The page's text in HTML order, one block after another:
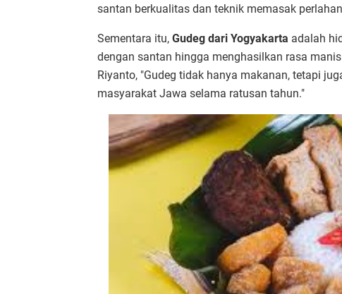
santan berkualitas dan teknik memasak
Sementara itu, Gudeg dari Yogyakarta adalah
dengan santan hingga menghasilkan rasa
Riyanto, "Gudeg tidak hanya makanan, tetapi
masyarakat Jawa selama ratusan tahun."